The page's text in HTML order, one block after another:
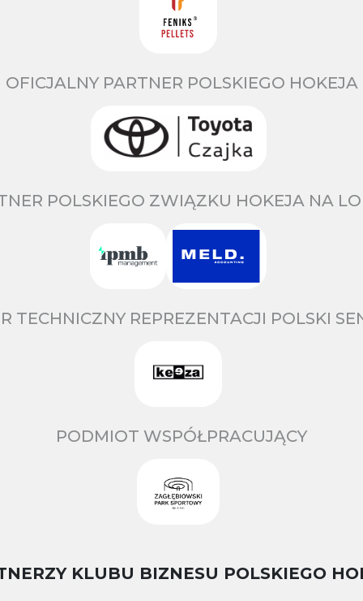
OFICJALNY PARTNER POLSKIEGO HOKEJA
POLSKIEGO ZWIĄZKU HOKEJA NA
TECHNICZNY REPREZENTACJI POLSKI
PODMIOT WSPÓŁPRACUJĄCY
KLUBU BIZNESU POLSKIEGO